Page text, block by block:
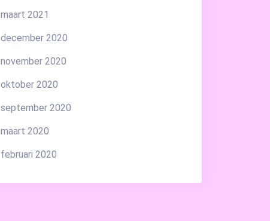
maart 2021
december 2020
november 2020
oktober 2020
september 2020
maart 2020
februari 2020